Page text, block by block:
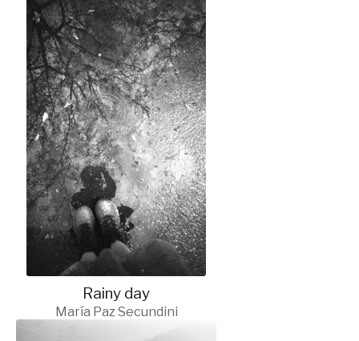
Rainy day
María Paz Secundini